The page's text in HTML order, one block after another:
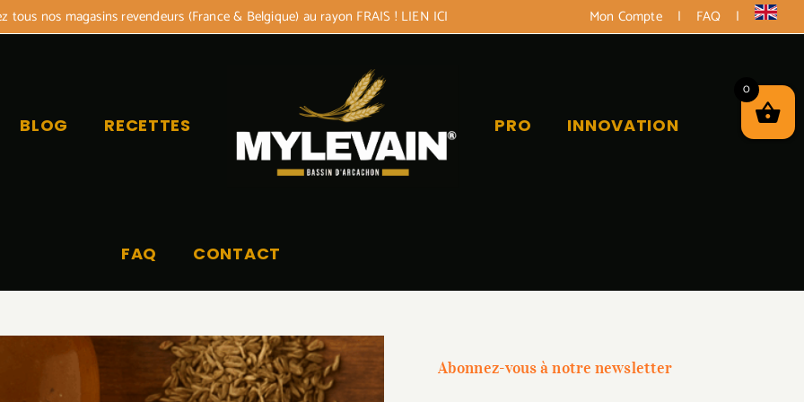
tous nos magasins revendeurs (France & Belgique) au rayon FRAIS ! LIEN ICI Mon Compte| FAQ |
BLOG RECETTES PRO INNOVATION
FAQ CONTACT
Abonnez-vous à notre newsletter
0